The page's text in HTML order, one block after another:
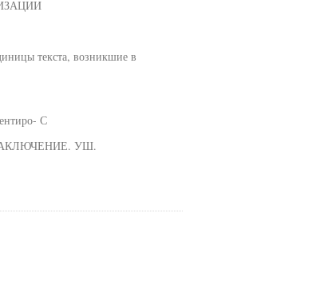
текста, возникшие в
С
ЗАКЛЮЧЕНИЕ. УШ.